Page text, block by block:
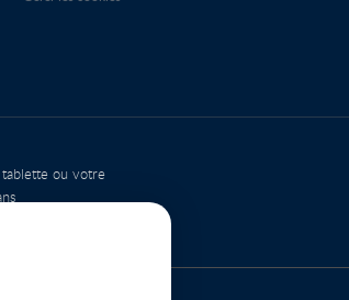
ou votre